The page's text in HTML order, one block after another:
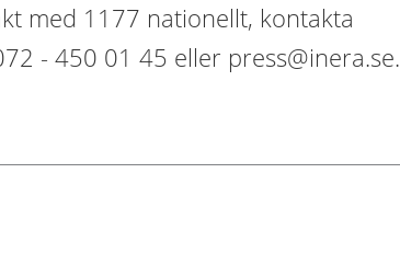
med 1177 nationellt, kontakta
- 450 01 45 eller press@inera.se.